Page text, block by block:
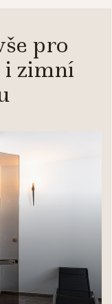
pro
i zimní